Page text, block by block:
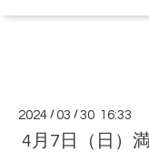
2024 /03 /30 16:33
4月7日（日）